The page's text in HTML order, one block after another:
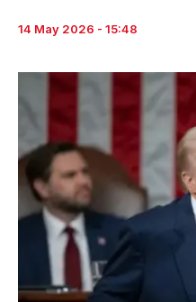
14 May 2026 - 15:48